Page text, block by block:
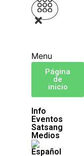
Menu
Página
de
inicio
Info
Eventos
Satsang
Medios